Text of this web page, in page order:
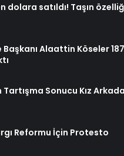
dolara satıldı! Taşın
Başkanı Alaattin Köseler
Tartışma Sonucu Kız
Reformu İçin Protesto